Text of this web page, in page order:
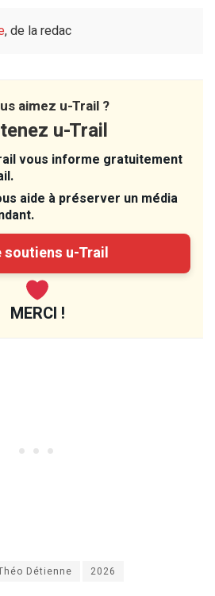
, de la redac
aimez u-Trail ?
u-Trail
vous informe gratuitement
aide à préserver un média
soutiens u-Trail
MERCI !
Détienne 2026